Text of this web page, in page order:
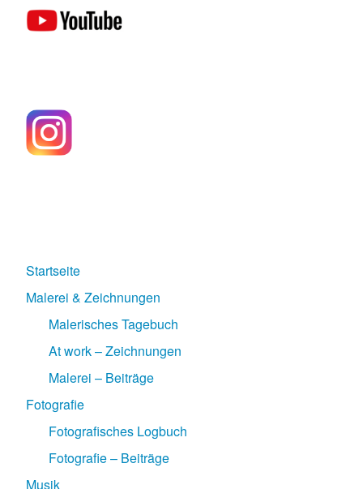
Startseite
Malerei & Zeichnungen
Malerisches Tagebuch
At work – Zeichnungen
Malerei – Beiträge
Fotografie
Fotografisches Logbuch
Fotografie – Beiträge
Musik